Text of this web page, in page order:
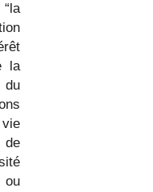
la
ou